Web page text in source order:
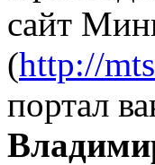
сайт
(http://
портал